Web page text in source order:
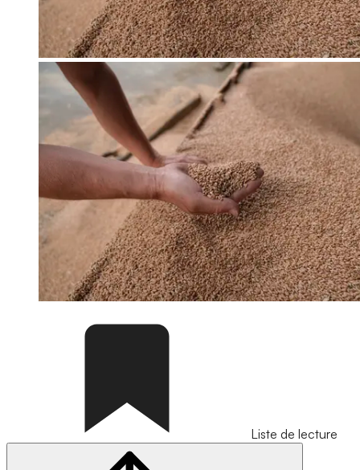
Liste de lecture